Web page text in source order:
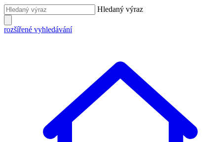
Hledaný výraz
rozšířené vyhledávání